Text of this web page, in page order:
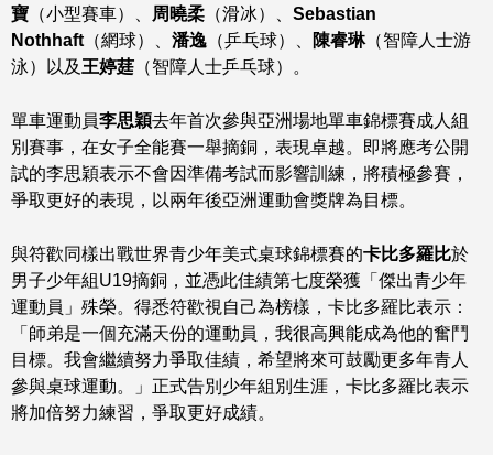
寶 （小型賽車）、 周曉柔 （滑冰）、 Sebastian
Nothhaft （網球）、 潘逸 （乒乓球）、 陳睿琳（智障人士游
泳）以及 王婷莛 （智障人士乒乓球）。
單車運動員李思穎去年首次參與亞洲場地單車錦標賽成人組
別賽事，在女子全能賽一舉摘銅，表現卓越。即將應考公開
試的李思穎表示不會因準備考試而影響訓練，將積極參賽，
爭取更好的表現，以兩年後亞洲運動會獎牌為目標。
與符歡同樣出戰世界青少年美式桌球錦標賽的卡比多羅比於
男子少年組U19摘銅，並憑此佳績第七度榮獲「傑出青少年
運動員」殊榮。得悉符歡視自己為榜樣，卡比多羅比表示：
「師弟是一個充滿天份的運動員，我很高興能成為他的奮鬥
目標。我會繼續努力爭取佳績，希望將來可鼓勵更多年青人
參與桌球運動。」正式告別少年組別生涯，卡比多羅比表示
將加倍努力練習，爭取更好成績。